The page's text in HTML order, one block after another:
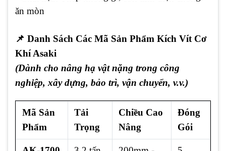
ăn mòn
📌 Danh Sách Các Mã Sản Phẩm Kích Vít Cơ
Khí Asaki
(Dành cho nâng hạ vật nặng trong công
nghiệp, xây dựng, bảo trì, vận chuyển, v.v.)
Mã Sản
Phẩm
Tải
Trọng
Chiều Cao
Nâng
Đóng
Gói